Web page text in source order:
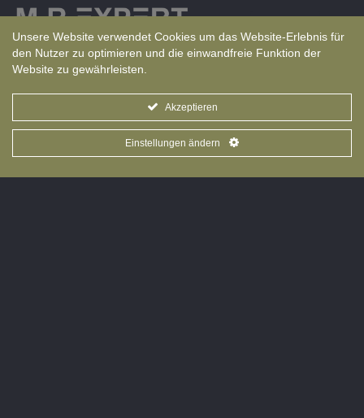
Unsere Website verwendet Cookies um das Website-Erlebnis für
den Nutzer zu optimieren und die einwandfreie Funktion der
Website zu gewährleisten.
Akzeptieren
Einstellungen ändern